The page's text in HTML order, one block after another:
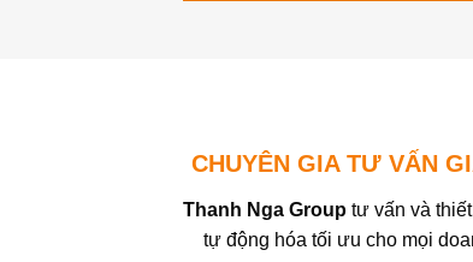
CHUYÊN GIA TƯ VẤN
Thanh Nga Group tư vấn và
tự động hóa tối ưu cho mọi